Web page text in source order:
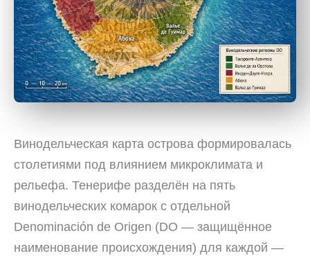
Винодельческая карта острова формировалась
столетиями под влиянием микроклимата и
рельефа. Тенерифе разделён на пять
винодельческих комарок с отдельной
Denominación de Origen (DO — защищённое
наименование происхождения) для каждой —